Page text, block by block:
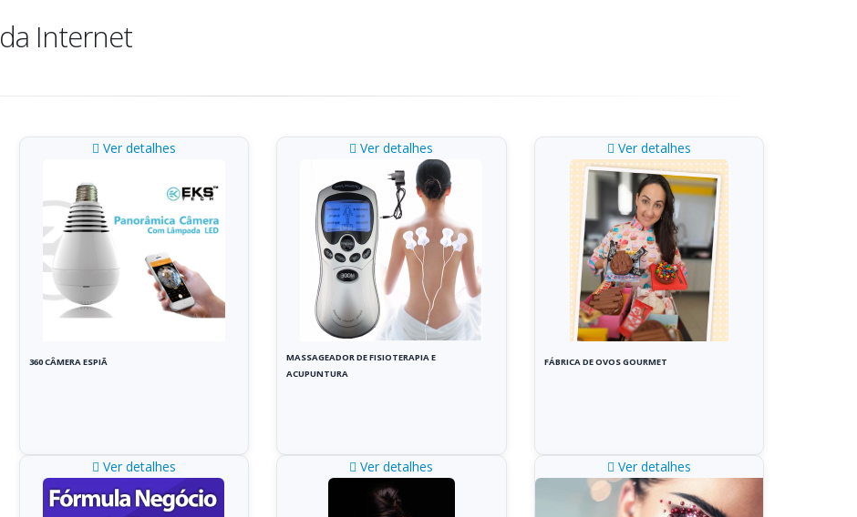
da Internet
Ver detalhes
360 CÂMERA ESPIÃ
Ver detalhes
MASSAGEADOR DE FISIOTERAPIA E
ACUPUNTURA
Ver detalhes
FÁBRICA DE OVOS GOURMET
Ver detalhes Ver detalhes Ver detalhes